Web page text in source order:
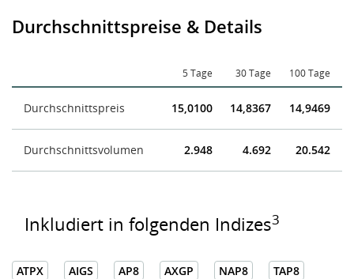
Durchschnittspreise & Details
5 Tage 30 Tage 100 Tage
Durchschnittspreis 15,0100 14,8367 14,9469
Durchschnittsvolumen 2.948 4.692 20.542
Inkludiert in folgenden Indizes3
ATPX AIGS AP8 AXGP NAP8 TAP8